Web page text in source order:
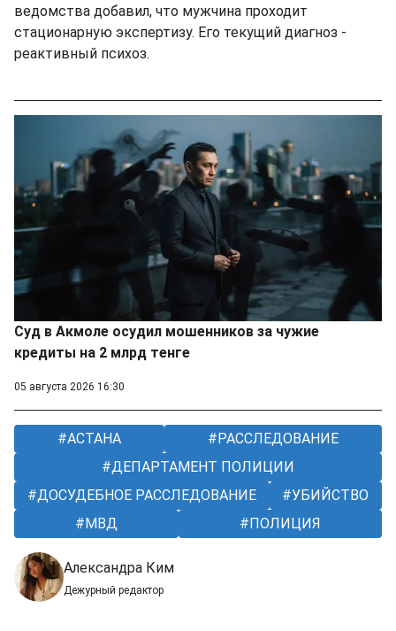
ведомства добавил, что мужчина проходит
стационарную экспертизу. Его текущий диагноз -
реактивный психоз.
Суд в Акмоле осудил мошенников за чужие
кредиты на 2 млрд тенге
05 августа 2026 16:30
АСТАНА
РАССЛЕДОВАНИЕ
ДЕПАРТАМЕНТ ПОЛИЦИИ
ДОСУДЕБНОЕ РАССЛЕДОВАНИЕ
УБИЙСТВО
МВД
ПОЛИЦИЯ
Александра Ким
Дежурный редактор